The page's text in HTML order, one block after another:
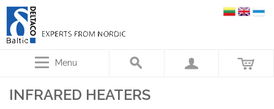
Menu
INFRARED HEATERS